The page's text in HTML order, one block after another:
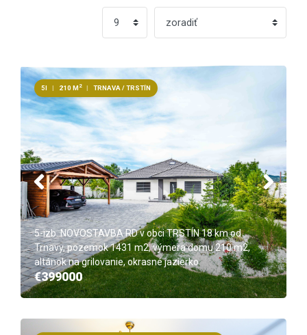
5-izb. NOVOSTAVBA RD v obci TRSTÍN 18 km od
Trnavy, pozemok 1431 m2, výmera domu 210 m2,
altánok na grilovanie, okrasné jazierko
€399000
5I | 210 M 2 | TRNAVA / TRSTÍN